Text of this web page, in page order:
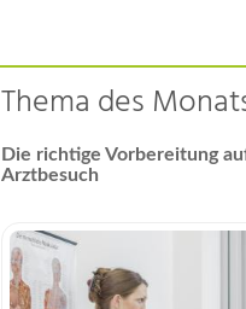
Thema des
Die richtige Vorbereitung
Arztbesuch